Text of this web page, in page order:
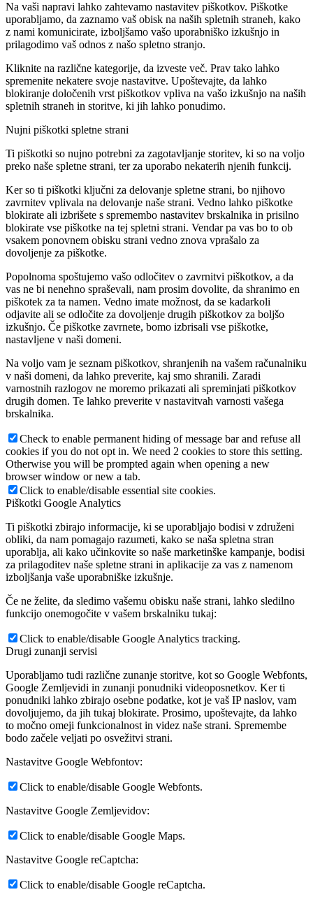
Na vaši napravi lahko zahtevamo nastavitev piškotkov. Piškotke
uporabljamo, da zaznamo vaš obisk na naših spletnih straneh, kako
z nami komunicirate, izboljšamo vašo uporabniško izkušnjo in
prilagodimo vaš odnos z našo spletno stranjo.
Kliknite na različne kategorije, da izveste več. Prav tako lahko
spremenite nekatere svoje nastavitve. Upoštevajte, da lahko
blokiranje določenih vrst piškotkov vpliva na vašo izkušnjo na naših
spletnih straneh in storitve, ki jih lahko ponudimo.
Nujni piškotki spletne strani
Ti piškotki so nujno potrebni za zagotavljanje storitev, ki so na voljo
preko naše spletne strani, ter za uporabo nekaterih njenih funkcij.
Ker so ti piškotki ključni za delovanje spletne strani, bo njihovo
zavrnitev vplivala na delovanje naše strani. Vedno lahko piškotke
blokirate ali izbrišete s spremembo nastavitev brskalnika in prisilno
blokirate vse piškotke na tej spletni strani. Vendar pa vas bo to ob
vsakem ponovnem obisku strani vedno znova vprašalo za
dovoljenje za piškotke.
Popolnoma spoštujemo vašo odločitev o zavrnitvi piškotkov, a da
vas ne bi nenehno spraševali, nam prosim dovolite, da shranimo en
piškotek za ta namen. Vedno imate možnost, da se kadarkoli
odjavite ali se odločite za dovoljenje drugih piškotkov za boljšo
izkušnjo. Če piškotke zavrnete, bomo izbrisali vse piškotke,
nastavljene v naši domeni.
Na voljo vam je seznam piškotkov, shranjenih na vašem računalniku
v naši domeni, da lahko preverite, kaj smo shranili. Zaradi
varnostnih razlogov ne moremo prikazati ali spreminjati piškotkov
drugih domen. Te lahko preverite v nastavitvah varnosti vašega
brskalnika.
Check to enable permanent hiding of message bar and refuse all
cookies if you do not opt in. We need 2 cookies to store this setting.
Otherwise you will be prompted again when opening a new
browser window or new a tab.
Click to enable/disable essential site cookies.
Piškotki Google Analytics
Ti piškotki zbirajo informacije, ki se uporabljajo bodisi v združeni
obliki, da nam pomagajo razumeti, kako se naša spletna stran
uporablja, ali kako učinkovite so naše marketinške kampanje, bodisi
za prilagoditev naše spletne strani in aplikacije za vas z namenom
izboljšanja vaše uporabniške izkušnje.
Če ne želite, da sledimo vašemu obisku naše strani, lahko sledilno
funkcijo onemogočite v vašem brskalniku tukaj:
Click to enable/disable Google Analytics tracking.
Drugi zunanji servisi
Uporabljamo tudi različne zunanje storitve, kot so Google Webfonts,
Google Zemljevidi in zunanji ponudniki videoposnetkov. Ker ti
ponudniki lahko zbirajo osebne podatke, kot je vaš IP naslov, vam
dovoljujemo, da jih tukaj blokirate. Prosimo, upoštevajte, da lahko
to močno omeji funkcionalnost in videz naše strani. Spremembe
bodo začele veljati po osvežitvi strani.
Nastavitve Google Webfontov:
Click to enable/disable Google Webfonts.
Nastavitve Google Zemljevidov:
Click to enable/disable Google Maps.
Nastavitve Google reCaptcha:
Click to enable/disable Google reCaptcha.